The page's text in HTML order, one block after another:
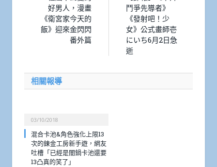
好男人，漫畫
《衛宮家今天的
飯》迎來金閃閃
番外篇
鬥爭先導者》
《發射吧！少
女》公式畫師壱
にいち6月2日急
逝
相關報導
03/10/2018
混合卡池&角色強化上限13
次的鍊金工房新手遊，網友
吐槽「已經是闇鍋卡池還要
13凸真的笑了」